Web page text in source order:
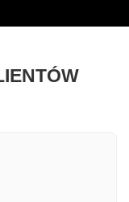
O